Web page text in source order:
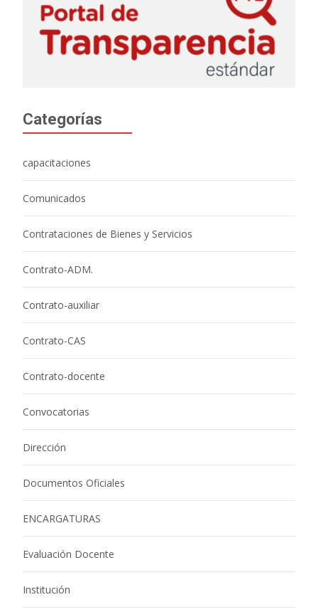
Categorías
capacitaciones
Comunicados
Contrataciones de Bienes y Servicios
Contrato-ADM.
Contrato-auxiliar
Contrato-CAS
Contrato-docente
Convocatorias
Dirección
Documentos Oficiales
ENCARGATURAS
Evaluación Docente
Institución